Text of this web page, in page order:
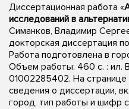
Диссертационная работа «
исследований в
Симанков, Владимир
докторская диссертация
Работа подготовлена в
Объем работы: 460 с. : ил.
01002285402. На
сведения о диссертации,
город, тип работы и шифр